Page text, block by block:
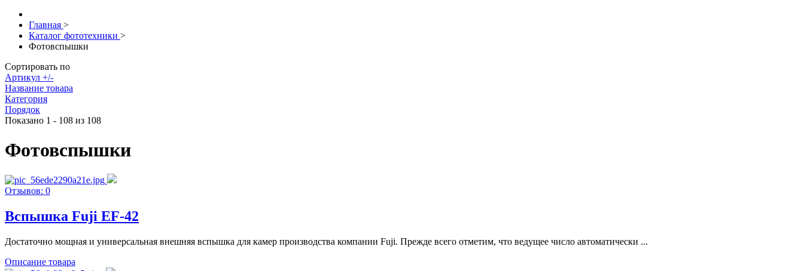
Главная >
Каталог фототехники >
Фотовспышки
Сортировать по
Артикул +/-
Название товара
Категория
Порядок
Показано 1 - 108 из 108
Фотовспышки
Отзывов: 0
Вспышка Fuji EF-42
Достаточно мощная и универсальная внешняя вспышка для камер производства компании Fuji. Прежде всего отметим, что ведущее число автоматически ...
Описание товара